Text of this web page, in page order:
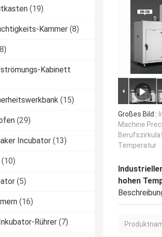
(19)
Kammer (8)
Kabinett
(15)
(29)
Incubator (13)
(10)
(5)
(16)
Rührer (7)
Großes Bild :
Machine
Temperatur
hohen